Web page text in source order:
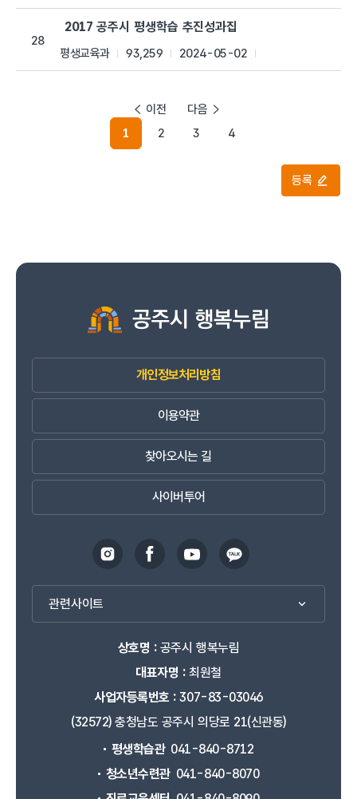
28
2017 공주시 평생학습 추진성과집
평생교육과 93,259 2024-05-02
이전
1
2 3 4
다음
등록
개인정보처리방침
이용약관
찾아오시는 길
사이버투어
관련사이트
상호명 :공주시 행복누림
대표자명 :최원철
사업자등록번호 :307-83-03046
(32572) 충청남도 공주시 의당로 21(신관동)
평생학습관 041-840-8712
청소년수련관 041-840-8070